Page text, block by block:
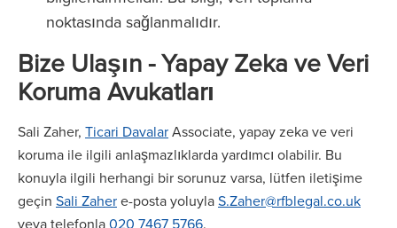
noktasında sağlanmalıdır.
Bize Ulaşın - Yapay Zeka ve Veri
Koruma Avukatları
Sali Zaher, Ticari DavalarAssociate, yapay zeka ve veri
koruma ile ilgili anlaşmazlıklarda yardımcı olabilir. Bu
konuyla ilgili herhangi bir sorunuz varsa, lütfen iletişime
geçin Sali Zahere-posta yoluylaS.Zaher@rfblegal.co.uk
veya telefonla020 7467 5766.